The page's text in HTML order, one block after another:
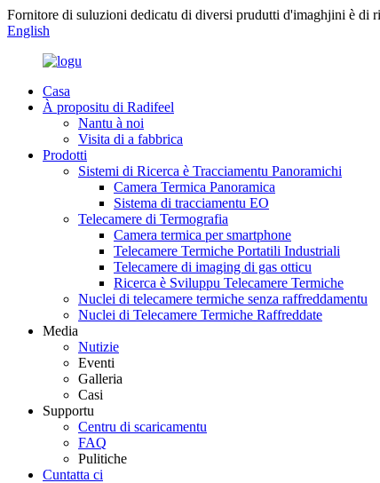
Fornitore di suluzioni dedicatu di diversi prudutti d'imaghjini è di
English
Casa
À propositu di Radifeel
Nantu à noi
Visita di a fabbrica
Prodotti
Sistemi di Ricerca è Tracciamentu Panoramichi
Camera Termica Panoramica
Sistema di tracciamentu EO
Telecamere di Termografia
Camera termica per smartphone
Telecamere Termiche Portatili Industriali
Telecamere di imaging di gas otticu
Ricerca è Sviluppu Telecamere Termiche
Nuclei di telecamere termiche senza raffreddamentu
Nuclei di Telecamere Termiche Raffreddate
Media
Nutizie
Eventi
Galleria
Casi
Supportu
Centru di scaricamentu
FAQ
Pulitiche
Cuntatta ci